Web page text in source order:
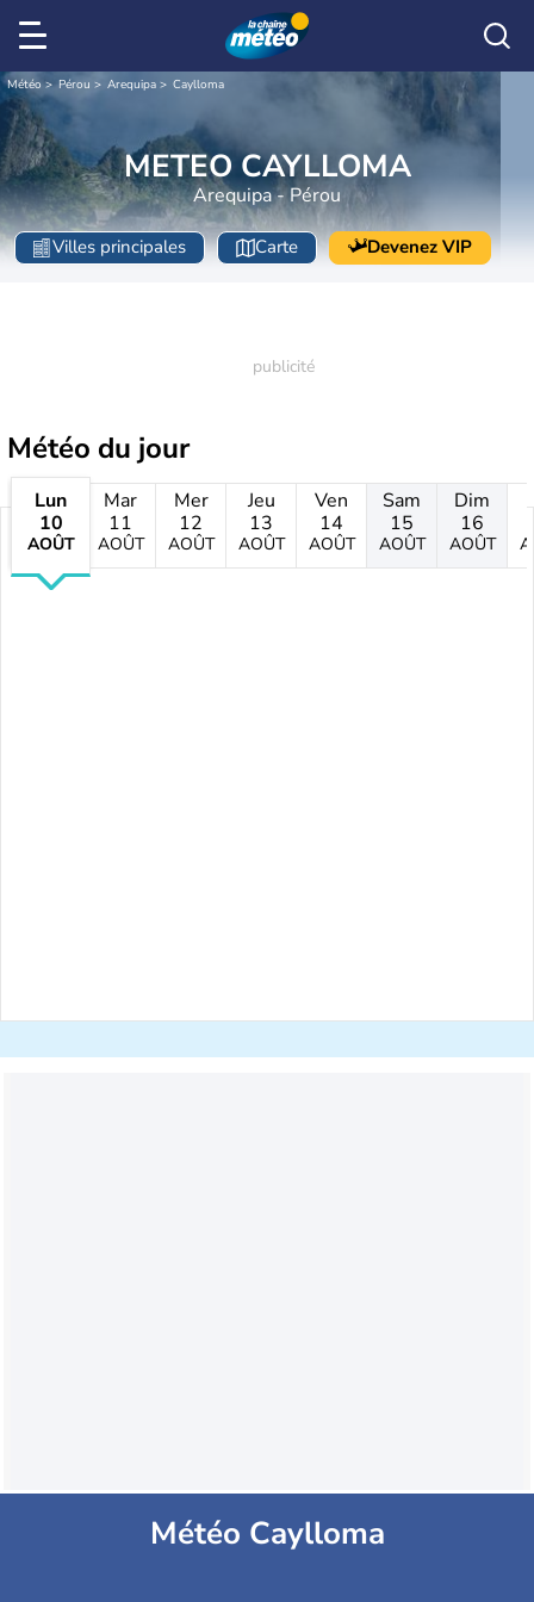
Météo Pérou Arequipa Caylloma
METEO CAYLLOMA
Arequipa - Pérou
Villes principales Carte Devenez VIP
Météo du jour
Lun
10
AOÛT
Mar
11
AOÛT
Mer
12
AOÛT
Jeu
13
AOÛT
Ven
14
AOÛT
Sam
15
AOÛT
Dim
16
AOÛT
Météo Caylloma